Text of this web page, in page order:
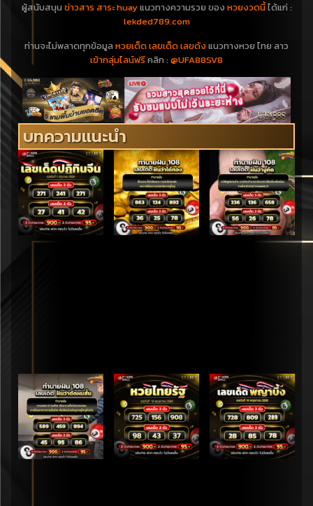
ผู้สนับสนุน ข่าวสาร สาระ huayแนวทางความรวย ของ หวยงวดนี้ได้แก่ :
lekded789.com
ท่านจะไม่พลาดทุกข้อมูล หวยเด็ด เลขเด็ด เลขดังแนวทางหวย ไทย ลาว
เข้ากลุ่มไลน์ฟรีคลิก : @UFA88SV8
บทความแนะนำ